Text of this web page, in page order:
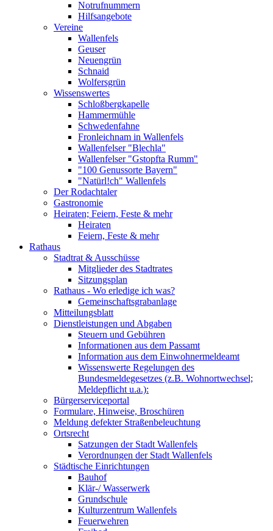
Notrufnummern
Hilfsangebote
Vereine
Wallenfels
Geuser
Neuengrün
Schnaid
Wolfersgrün
Wissenswertes
Schloßbergkapelle
Hammermühle
Schwedenfahne
Fronleichnam in Wallenfels
Wallenfelser "Blechla"
Wallenfelser "Gstopfta Rumm"
"100 Genussorte Bayern"
"Natürl!ch" Wallenfels
Der Rodachtaler
Gastronomie
Heiraten; Feiern, Feste & mehr
Heiraten
Feiern, Feste & mehr
Rathaus
Stadtrat & Ausschüsse
Mitglieder des Stadtrates
Sitzungsplan
Rathaus - Wo erledige ich was?
Gemeinschaftsgrabanlage
Mitteilungsblatt
Dienstleistungen und Abgaben
Steuern und Gebühren
Informationen aus dem Passamt
Information aus dem Einwohnermeldeamt
Wissenswerte Regelungen des
Bundesmeldegesetzes (z.B. Wohnortwechsel;
Meldepflicht u.a.):
Bürgerserviceportal
Formulare, Hinweise, Broschüren
Meldung defekter Straßenbeleuchtung
Ortsrecht
Satzungen der Stadt Wallenfels
Verordnungen der Stadt Wallenfels
Städtische Einrichtungen
Bauhof
Klär-/ Wasserwerk
Grundschule
Kulturzentrum Wallenfels
Feuerwehren